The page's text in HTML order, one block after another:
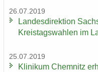
26.07.2019
Lan­des­di­rek­ti­on
Kreis­tags­wah­len im
25.07.2019
Kli­ni­kum Chem­nitz